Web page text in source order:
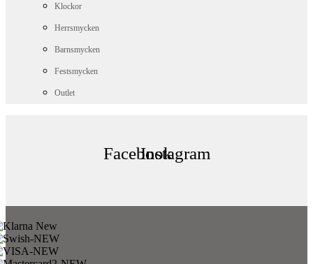
Klockor
Herrsmycken
Barnsmycken
Festsmycken
Outlet
FacebookInstagram